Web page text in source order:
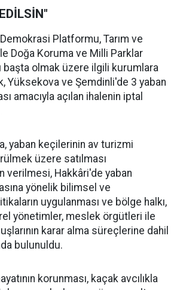
Platformu, Tarım ve
Doğa Koruma ve Milli Parklar
başta olmak üzere ilgili kurumlara
Yüksekova ve Şemdinli'de 3 yaban
amacıyla açılan ihalenin iptal
yaban keçilerinin av turizmi
üzere satılması
verilmesi, Hakkâri'de yaban
yönelik bilimsel ve
uygulanması ve bölge halkı,
yönetimler, meslek örgütleri ile
karar alma süreçlerine dahil
bulunuldu.
korunması, kaçak avcılıkla